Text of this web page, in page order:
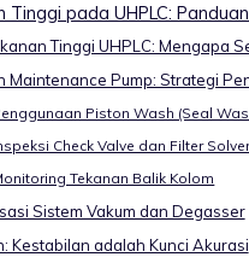
Tinggi pada UHPLC:
Tinggi UHPLC: Mengapa
Maintenance Pump: Strategi
Piston Wash (Seal
Check Valve dan Filter
Tekanan Balik Kolom
Sistem Vakum dan Degasser
Kestabilan adalah Kunci Akurasi